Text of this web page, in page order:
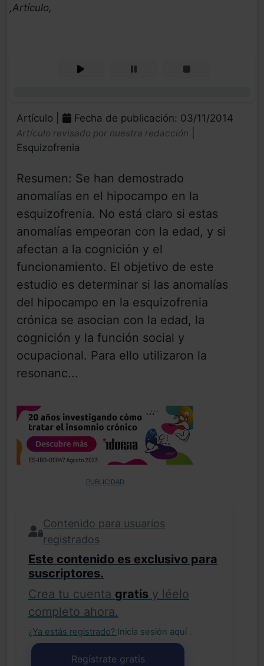
,Artículo,
Artículo | Fecha de publicación: 03/11/2014
Artículo revisado por nuestra redacción
Esquizofrenia
Resumen: Se han demostrado
anomalías en el hipocampo en la
esquizofrenia. No está claro si estas
anomalías empeoran con la edad, y si
afectan a la cognición y el
funcionamiento. El objetivo de este
estudio es determinar si las anomalías
del hipocampo en la esquizofrenia
crónica se asocian con la edad, la
cognición y la función social y
ocupacional. Para ello utilizaron la
resonanc...
PUBLICIDAD
Contenido para usuarios
registrados
Este contenido es exclusivo para
suscriptores.
Crea tu cuenta gratis y léelo
completo ahora.
¿Ya estás registrado? Inicia sesión aquí .
Regístrate gratis